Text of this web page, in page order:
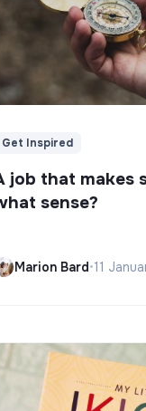
Get Inspired
job that makes
sense?
Marion Bard•11